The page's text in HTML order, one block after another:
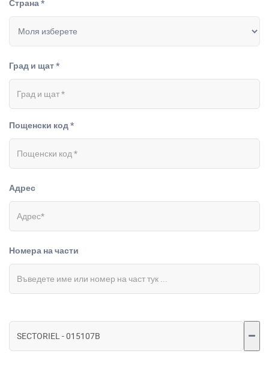
Страна *
Град и щат *
Пощенски код *
Адрес
Номера на части